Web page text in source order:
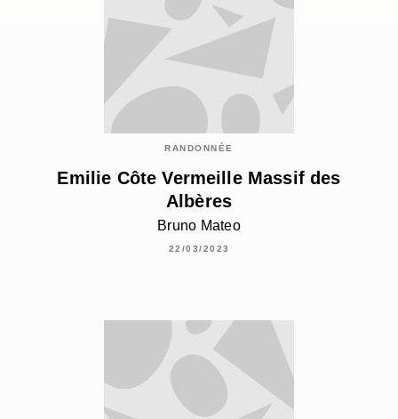
RANDONNÉE
Emilie Côte Vermeille Massif des
Albères
Bruno Mateo
22/03/2023